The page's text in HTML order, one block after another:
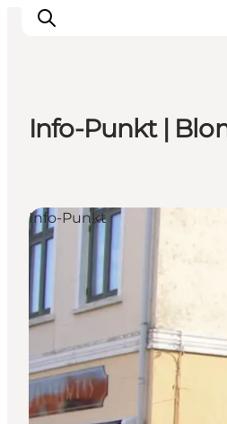
Geschmack
Unterkünfte
Städte
Reiseplanung
Info-Punkt |
Info-Punkt